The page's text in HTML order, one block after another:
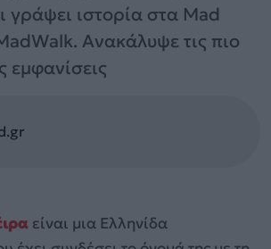
γράψει ιστορία στα Mad
Ανακάλυψε τις πιο
εμφανίσεις
είναι μια Ελληνίδα